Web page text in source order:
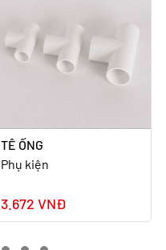
TÊ ỐNG
Phụ kiện
3.672 VNĐ